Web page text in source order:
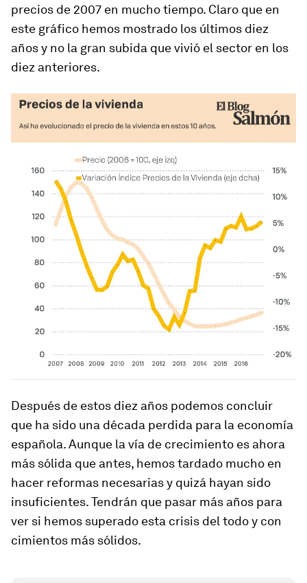
precios de 2007 en mucho tiempo. Claro que en
este gráfico hemos mostrado los últimos diez
años y no la gran subida que vivió el sector en los
diez anteriores.
Después de estos diez años podemos concluir
que ha sido una década perdida para la economía
española. Aunque la vía de crecimiento es ahora
más sólida que antes, hemos tardado mucho en
hacer reformas necesarias y quizá hayan sido
insuficientes. Tendrán que pasar más años para
ver si hemos superado esta crisis del todo y con
cimientos más sólidos.